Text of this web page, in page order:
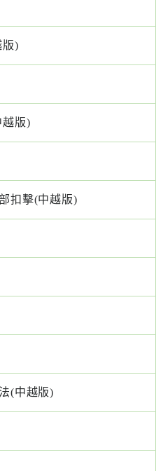
版)
越版)
扣擊(中越版)
(中越版)